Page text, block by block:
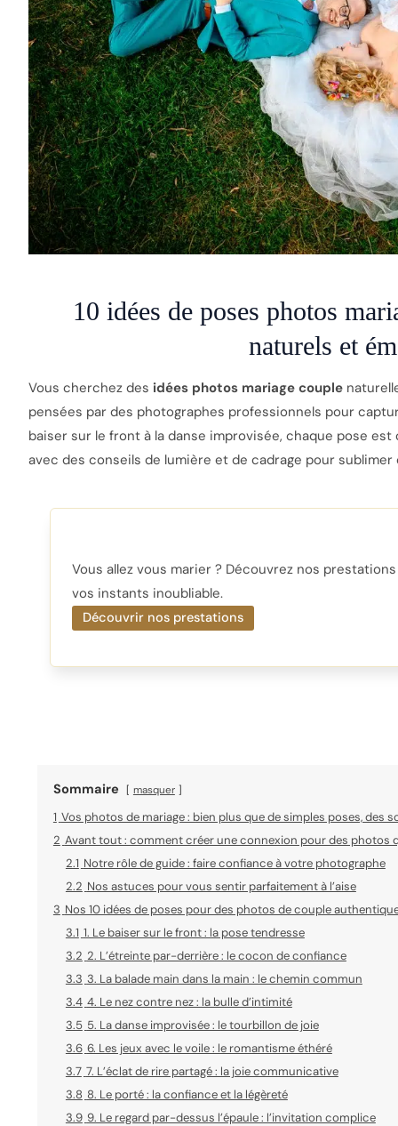
10 idées de poses photos
naturels et
Vous cherchez des idées photos mariage couple
pensées par des photographes professionnels pour
baiser sur le front à la danse improvisée, chaque pose
avec des conseils de lumière et de cadrage pour
Vous allez vous marier ? Découvrez nos
vos instants inoubliable.
Découvrir nos prestations
Sommaire masquer
1 Vos photos de mariage : bien plus que de simples poses, des
2 Avant tout : comment créer une connexion pour des photos
2.1 Notre rôle de guide : faire confiance à votre photographe
2.2 Nos astuces pour vous sentir parfaitement à l’aise
3 Nos 10 idées de poses pour des photos de couple
3.1 1. Le baiser sur le front : la pose tendresse
3.2 2. L’étreinte par-derrière : le cocon de confiance
3.3 3. La balade main dans la main : le chemin commun
3.4 4. Le nez contre nez : la bulle d’intimité
3.5 5. La danse improvisée : le tourbillon de joie
3.6 6. Les jeux avec le voile : le romantisme éthéré
3.7 7. L’éclat de rire partagé : la joie communicative
3.8 8. Le porté : la confiance et la légèreté
3.9 9. Le regard par-dessus l’épaule : l’invitation complice